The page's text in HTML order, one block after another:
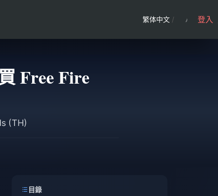
繁体中文 / 登入
Free Fire
(TH)
目錄